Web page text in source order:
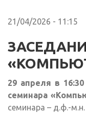
21/04/2026 - 11:15
29 апреля в 16:30
семинара
семинара – д.ф.-